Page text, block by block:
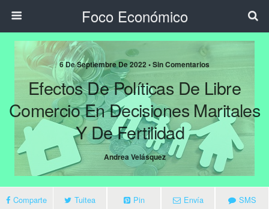
Foco Económico
6 De Septiembre De 2022 • Sin Comentarios
Efectos De Políticas De Libre
Comercio En Decisiones Maritales
Y De Fertilidad
Andrea Velásquez
Comparte Tuitea Pin Envía SMS